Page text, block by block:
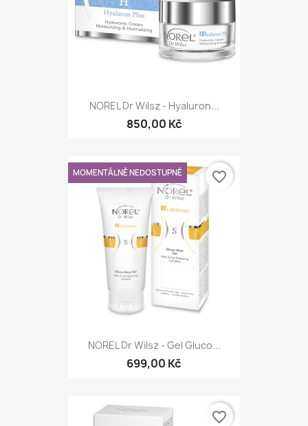
NOREL Dr Wilsz - Hyaluron...
850,00 Kč
NOREL Dr Wilsz - Gel Gluco...
699,00 Kč
MOMENTÁLNĚ NEDOSTUPNÉ favorite_border
favorite_border